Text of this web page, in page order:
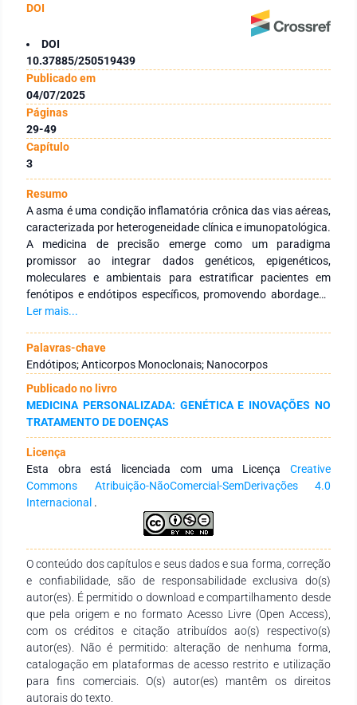
DOI
DOI
10.37885/250519439
Publicado em
04/07/2025
Páginas
29-49
Capítulo
3
Resumo
A asma é uma condição inflamatória crônica das vias aéreas,
caracterizada por heterogeneidade clínica e imunopatológica.
A medicina de precisão emerge como um paradigma
promissor ao integrar dados genéticos, epigenéticos,
moleculares e ambientais para estratificar pacientes em
fenótipos e endótipos específicos, promovendo abordagens
terapêuticas individualizadas. A distinção entre inflamação
a perfis neutrofílicos ou paucigranulocíticos, tem guiado a
aplicação de biomarcadores como eosinofilia periférica, FeNO
e IgE específica. Tais marcadores direcionam o uso racional
de agentes biológicos, incluindo anticorpos monoclonais anti-
IgE (omalizumabe), anti-IL-5 (mepolizumabe, benralizumabe)
e anti-IL-4Rα (dupilumabe). Tecnologias ômicas e o uso de
microRNAs e nanocorpos têm ampliado a capacidade de
fenotipagem e predição terapêutica. Apesar das promissoras
evidências clínicas, desafios persistem na implementação
ampla da medicina de precisão, como barreiras econômicas,
desigualdade de acesso e infraestrutura diagnóstica limitada.
Este capítulo discute os fundamentos fisiopatológicos, as
terapêuticas baseadas em medicina personalizada,
destacando seu impacto atual e futuro no manejo da asma,
particularmente nos casos graves e refratários ao tratamento
convencional.
Ler mais...
Palavras-chave
Endótipos; Anticorpos Monoclonais; Nanocorpos
Publicado no livro
MEDICINA PERSONALIZADA: GENÉTICA E INOVAÇÕES NO
TRATAMENTO DE DOENÇAS
Licença
Esta obra está licenciada com uma Licença Creative
Commons Atribuição-NãoComercial-SemDerivações 4.0
Internacional .
O conteúdo dos capítulos e seus dados e sua forma, correção
e confiabilidade, são de responsabilidade exclusiva do(s)
autor(es). É permitido o download e compartilhamento desde
que pela origem e no formato Acesso Livre (Open Access),
com os créditos e citação atribuídos ao(s) respectivo(s)
autor(es). Não é permitido: alteração de nenhuma forma,
catalogação em plataformas de acesso restrito e utilização
para fins comerciais. O(s) autor(es) mantêm os direitos
autorais do texto.